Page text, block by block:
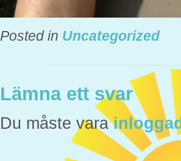
Posted in Uncategorized
Lämna ett svar
Du måste varainloggad